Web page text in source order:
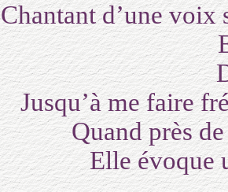
Chantant d’une voix
Elle
Jusqu’à me faire
Quand près de
Elle évoque